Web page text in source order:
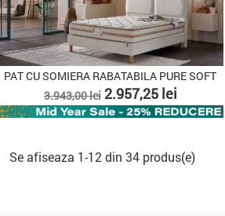
PAT CU SOMIERA RABATABILA PURE SOFT
Pret
de
baza
3.943,00 lei Pret
2.957,25 lei
Se afiseaza 1-12 din 34 produs(e)